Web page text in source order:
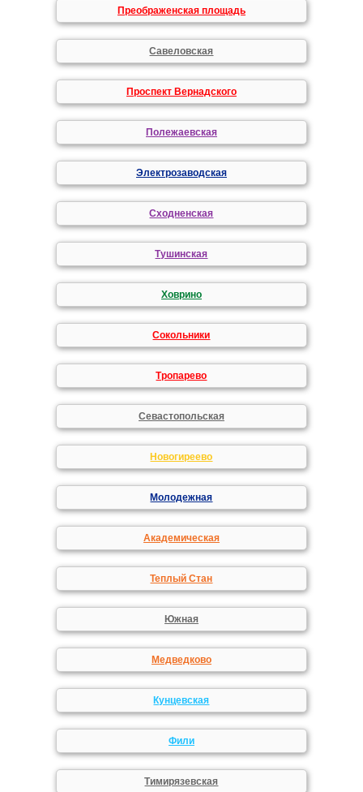
Преображенская площадь
Савеловская
Проспект Вернадского
Полежаевская
Электрозаводская
Сходненская
Тушинская
Ховрино
Сокольники
Тропарево
Севастопольская
Новогиреево
Молодежная
Академическая
Теплый Стан
Южная
Медведково
Кунцевская
Фили
Тимирязевская